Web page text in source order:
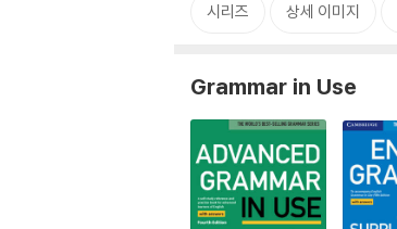
시리즈 상세 이미지
Grammar in Use